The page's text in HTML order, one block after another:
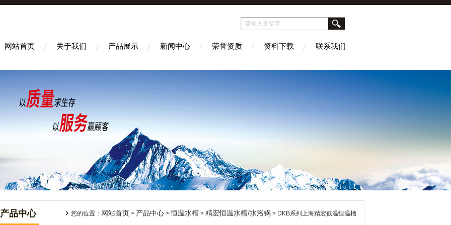
网站首页 关于我们 产品展示 新闻中心 荣誉资质 资料下载 联系我们
产品中心 您的位置： 网站首页 > 产品中心 >恒温水槽 > 精宏恒温水槽/水浴锅 > DKB系列上海精宏低温恒温槽